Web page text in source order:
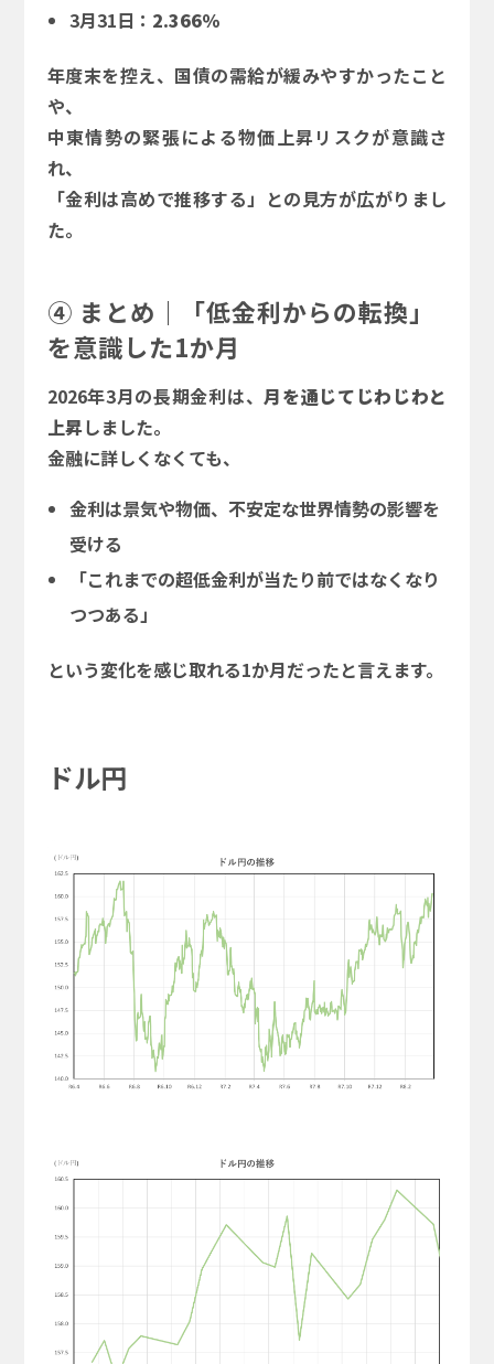
3月31日： 2.366％
年度末を控え、国債の需給が緩みやすかったこと
や、
中東情勢の緊張による物価上昇リスクが意識さ
れ、
「金利は高めで推移する」との見方が広がりまし
た。
④ まとめ｜「低金利からの転換」
を意識した1か月
2026年3月の長期金利は、月を通じてじわじわと
上昇しました。
金融に詳しくなくても、
金利は景気や物価、不安定な世界情勢の影響を
受ける
「これまでの超低金利が当たり前ではなくなり
つつある」
という変化を感じ取れる1か月だったと言えます。
ドル円